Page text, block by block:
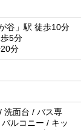
谷」駅 徒歩10分
5分
分
洗面台 / バス専
ルコニー / キッ